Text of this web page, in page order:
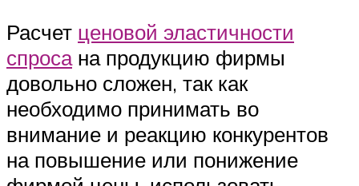
Расчет ценовой эластичности
спросана продукцию фирмы
довольно сложен, так как
необходимо принимать во
внимание и реакцию конкурентов
на повышение или понижение